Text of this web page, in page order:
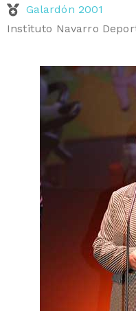
Galardón 2001
Instituto Navarro